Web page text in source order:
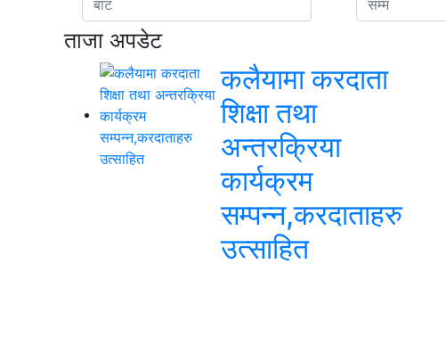
ताजा अपडेट
कलैयामा करदाता
शिक्षा तथा
अन्तरक्रिया
कार्यक्रम
सम्पन्न,करदाताहरु
उत्साहित